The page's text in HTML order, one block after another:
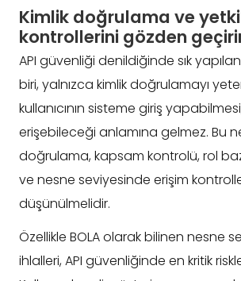
Kimlik doğrulama ve
kontrollerini gözden
API güvenliği denildiğinde sık
biri, yalnızca kimlik doğrulamayı
kullanıcının sisteme giriş
erişebileceği anlamına gelmez. Bu
doğrulama, kapsam kontrolü, rol
ve nesne seviyesinde erişim
düşünülmelidir.
Özellikle BOLA olarak bilinen nesne
ihlalleri, API güvenliğinde en kritik